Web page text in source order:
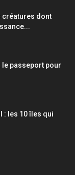
créatures dont
le passeport pour
: les 10 îles qui